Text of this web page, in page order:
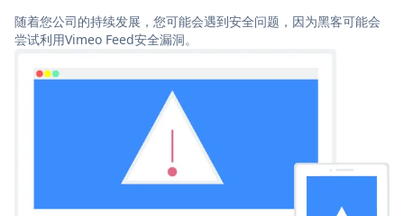
随着您公司的持续发展，您可能会遇到安全问题，因为黑客可能会
尝试利用Vimeo Feed安全漏洞。